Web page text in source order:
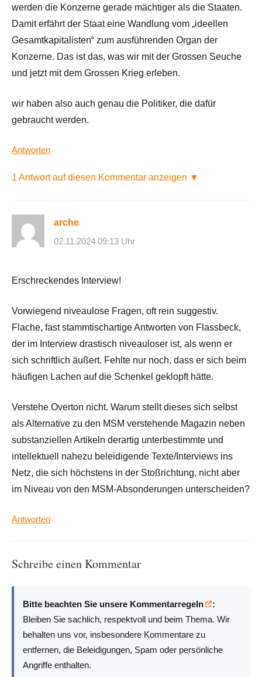
werden die Konzerne gerade mächtiger als die Staaten.
Damit erfährt der Staat eine Wandlung vom „ideellen
Gesamtkapitalisten“ zum ausführenden Organ der
Konzerne. Das ist das, was wir mit der Grossen Seuche
und jetzt mit dem Grossen Krieg erleben.
wir haben also auch genau die Politiker, die dafür
gebraucht werden.
Antworten
1 Antwort auf diesen Kommentar anzeigen ▼
arche
02.11.2024 09:13 Uhr
Erschreckendes Interview!
Vorwiegend niveaulose Fragen, oft rein suggestiv.
Flache, fast stammtischartige Antworten von Flassbeck,
der im Interview drastisch niveauloser ist, als wenn er
sich schriftlich äußert. Fehlte nur noch, dass er sich beim
häufigen Lachen auf die Schenkel geklopft hätte.
Verstehe Overton nicht. Warum stellt dieses sich selbst
als Alternative zu den MSM verstehende Magazin neben
substanziellen Artikeln derartig unterbestimmte und
intellektuell nahezu beleidigende Texte/Interviews ins
Netz, die sich höchstens in der Stoßrichtung, nicht aber
im Niveau von den MSM-Absonderungen unterscheiden?
Antworten
Schreibe einen Kommentar
Bitte beachten Sie unsere Kommentarregeln
:
Bleiben Sie sachlich, respektvoll und beim Thema. Wir
behalten uns vor, insbesondere Kommentare zu
entfernen, die Beleidigungen, Spam oder persönliche
Angriffe enthalten.